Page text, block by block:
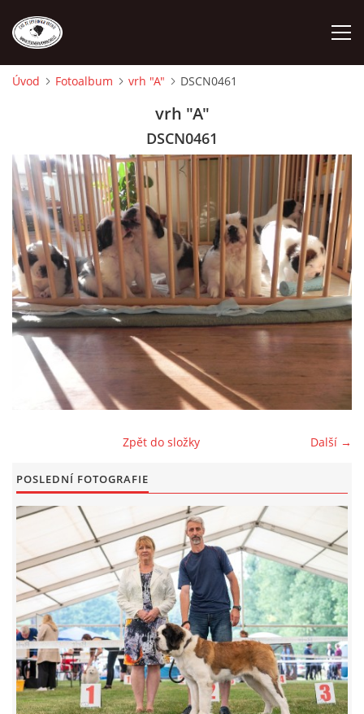
STANDARD
FENY
ŠTĚŇATA
VÝSTAVNÍ ÚSPĚCHY NAŠÍ CHS
FOTOALBUM
KONTAKT
© CHS ze Severních vrchů | Aktualizováno: 20. 7. 2026
Úvod Fotoalbum vrh "A" DSCN0461
vrh "A"
DSCN0461
Další →
Zpět do složky
POSLEDNÍ FOTOGRAFIE